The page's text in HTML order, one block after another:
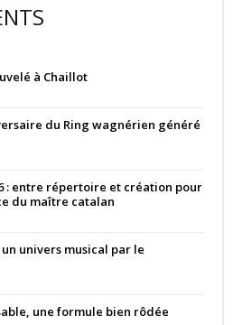
à Chaillot
du Ring wagnérien généré
: entre répertoire et création pour
du maître catalan
univers musical par le
une formule bien rôdée